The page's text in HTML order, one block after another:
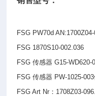
FSG PW70d
FSG 1870S10-002.036
FSG传感器 G15-
FSG传感器 PW-
FSG Art Nr ：1708Z03-